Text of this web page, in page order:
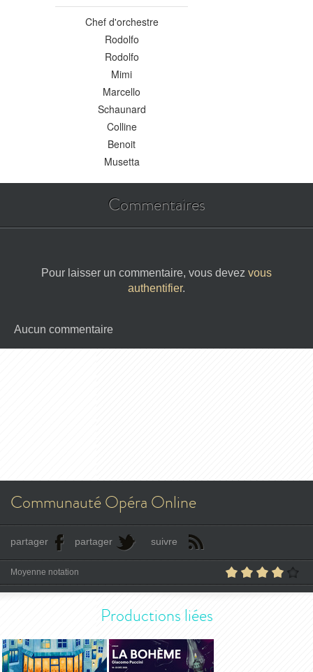
Chef d'orchestre
Rodolfo
Rodolfo
Mimi
Marcello
Schaunard
Colline
Benoit
Musetta
Commentaires
Pour laisser un commentaire, vous devez vous
authentifier.
Aucun commentaire
Communauté Opéra Online
partager partager suivre
Moyenne notation
Productions liées